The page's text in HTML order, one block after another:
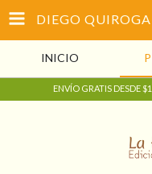
DIEGO QUIROGA
INICIO
ENVÍO GRATIS DESDE